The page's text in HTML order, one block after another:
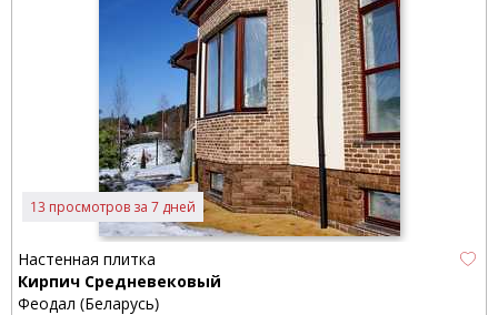
13 просмотров за 7 дней
Настенная плитка
Кирпич Средневековый
Феодал (Беларусь)